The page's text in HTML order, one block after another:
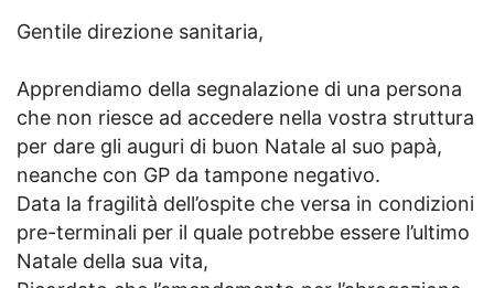
Gentile direzione sanitaria,
Apprendiamo della segnalazione di una persona
che non riesce ad accedere nella vostra struttura
per dare gli auguri di buon Natale al suo papà,
neanche con GP da tampone negativo.
Data la fragilità dell’ospite che versa in condizioni
pre-terminali per il quale potrebbe essere l’ultimo
Natale della sua vita,